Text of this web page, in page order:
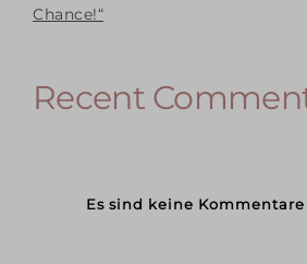
Chance!“
Recent
Es sind keine